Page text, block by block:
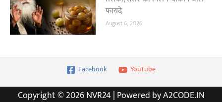
फायदे
August 6, 2026
Facebook YouTube
Copyright © 2026 NVR24 | Powered by A2CODE.IN